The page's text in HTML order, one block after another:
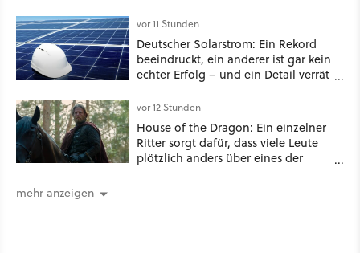
vor 11 Stunden
Deutscher Solarstrom: Ein Rekord
beeindruckt, ein anderer ist gar kein
echter Erfolg – und ein Detail verrät
jede Zahl
vor 12 Stunden
House of the Dragon: Ein einzelner
Ritter sorgt dafür, dass viele Leute
plötzlich anders über eines der
mehr anzeigen